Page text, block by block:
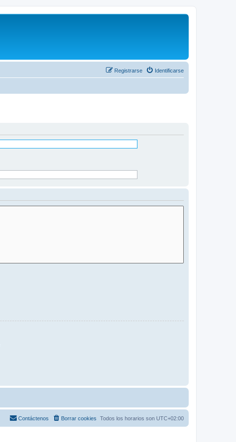
Identificarse
Registrarse
Todos los horarios son UTC+02:00
Borrar cookies
Contáctenos